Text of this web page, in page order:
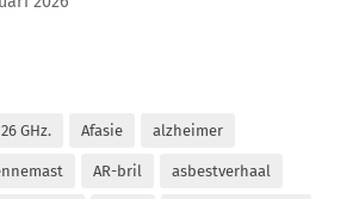
26 GHz. Afasie alzheimer
AR-bril asbestverhaal